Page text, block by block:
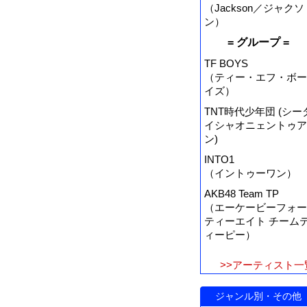
（Jackson／ジャクソ
ン）
= グループ =
TF BOYS
（ティー・エフ・ボー
イズ）
TNT時代少年団 (シー
イシャオニェントゥア
ン)
INTO1
（イントゥーワン）
AKB48 Team TP
（エーケービーフォー
ティーエイト チーム
ィーピー）
>>アーティスト一
ジャンル別・その他